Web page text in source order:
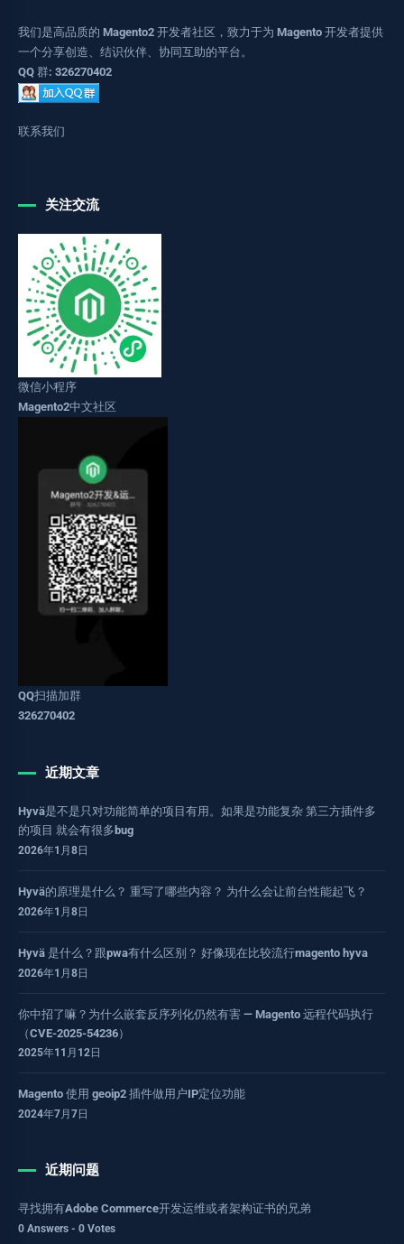
我们是高品质的 Magento2 开发者社区，致力于为 Magento 开发者提供
一个分享创造、结识伙伴、协同互助的平台。
QQ 群: 326270402
联系我们
关注交流
微信小程序
Magento2中文社区
QQ扫描加群
326270402
近期文章
Hyvä是不是只对功能简单的项目有用。如果是功能复杂 第三方插件多
的项目 就会有很多bug
2026年1月8日
Hyvä的原理是什么？ 重写了哪些内容？ 为什么会让前台性能起飞？
2026年1月8日
Hyvä 是什么？跟pwa有什么区别？ 好像现在比较流行magento hyva
2026年1月8日
你中招了嘛？为什么嵌套反序列化仍然有害 — Magento 远程代码执行
（CVE-2025-54236）
2025年11月12日
Magento 使用 geoip2 插件做用户IP定位功能
2024年7月7日
近期问题
寻找拥有Adobe Commerce开发运维或者架构证书的兄弟
0 Answers - 0 Votes